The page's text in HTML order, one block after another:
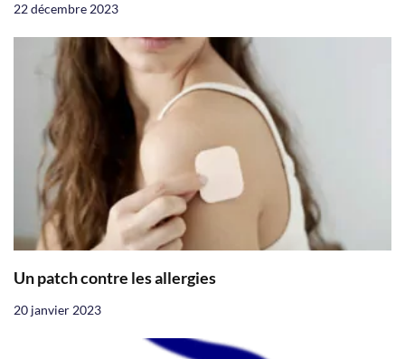
22 décembre 2023
Un patch contre les allergies
20 janvier 2023